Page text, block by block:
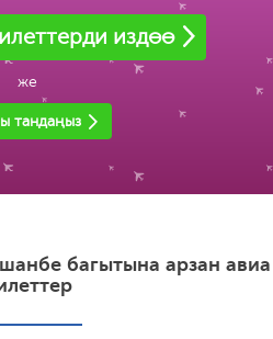
издөө
же
тандаңыз
багытына арзан авиа